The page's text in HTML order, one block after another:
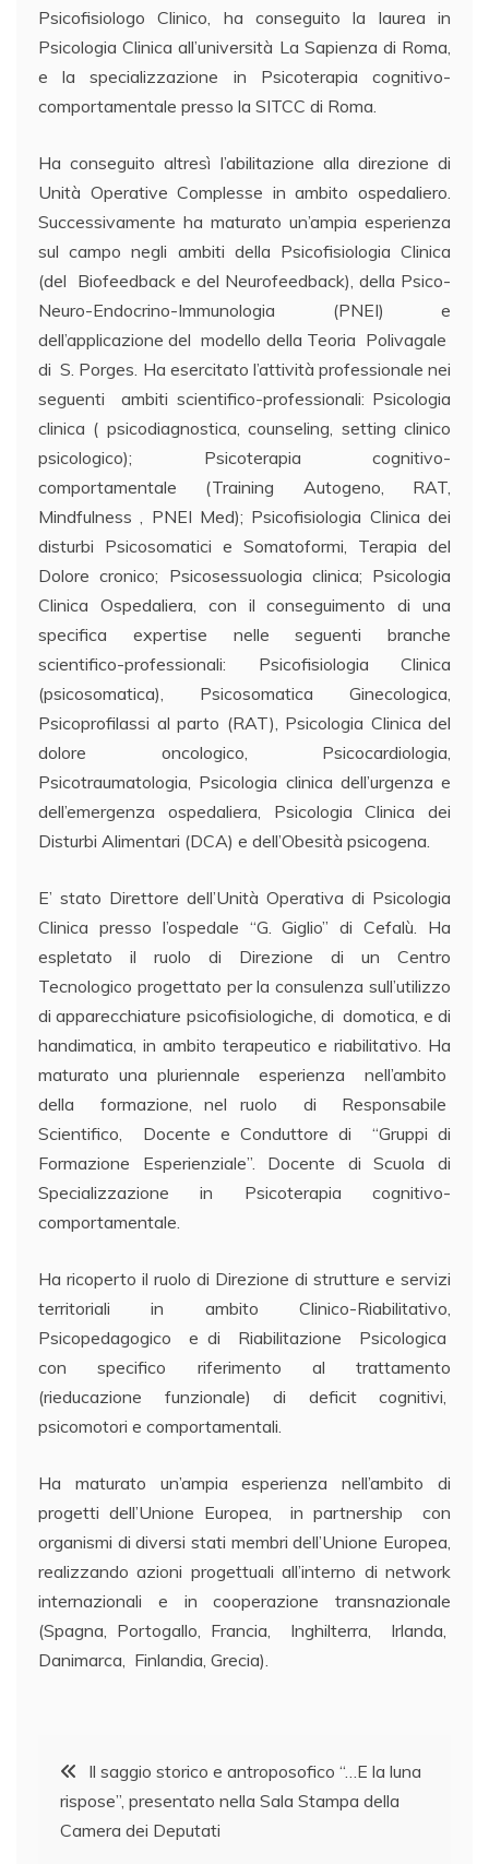
Psicofisiologo Clinico, ha conseguito la laurea in
Psicologia Clinica all’università La Sapienza di Roma,
e la specializzazione in Psicoterapia cognitivo-
comportamentale presso la SITCC di Roma.
Ha conseguito altresì l’abilitazione alla direzione di
Unità Operative Complesse in ambito ospedaliero.
Successivamente ha maturato un’ampia esperienza
sul campo negli ambiti della Psicofisiologia Clinica
(del Biofeedback e del Neurofeedback), della Psico-
Neuro-Endocrino-Immunologia (PNEI) e
dell’applicazione del modello della Teoria Polivagale
di S. Porges. Ha esercitato l’attività professionale nei
seguenti ambiti scientifico-professionali: Psicologia
clinica ( psicodiagnostica, counseling, setting clinico
psicologico); Psicoterapia cognitivo-
comportamentale (Training Autogeno, RAT,
Mindfulness , PNEI Med); Psicofisiologia Clinica dei
disturbi Psicosomatici e Somatoformi, Terapia del
Dolore cronico; Psicosessuologia clinica; Psicologia
Clinica Ospedaliera, con il conseguimento di una
specifica expertise nelle seguenti branche
scientifico-professionali: Psicofisiologia Clinica
(psicosomatica), Psicosomatica Ginecologica,
Psicoprofilassi al parto (RAT), Psicologia Clinica del
dolore oncologico, Psicocardiologia,
Psicotraumatologia, Psicologia clinica dell’urgenza e
dell’emergenza ospedaliera, Psicologia Clinica dei
Disturbi Alimentari (DCA) e dell’Obesità psicogena.
E’ stato Direttore dell’Unità Operativa di Psicologia
Clinica presso l’ospedale “G. Giglio” di Cefalù. Ha
espletato il ruolo di Direzione di un Centro
Tecnologico progettato per la consulenza sull’utilizzo
di apparecchiature psicofisiologiche, di domotica, e di
handimatica, in ambito terapeutico e riabilitativo. Ha
maturato una pluriennale esperienza nell’ambito
della formazione, nel ruolo di Responsabile
Scientifico, Docente e Conduttore di “Gruppi di
Formazione Esperienziale”. Docente di Scuola di
Specializzazione in Psicoterapia cognitivo-
comportamentale.
Ha ricoperto il ruolo di Direzione di strutture e servizi
territoriali in ambito Clinico-Riabilitativo,
Psicopedagogico e di Riabilitazione Psicologica
con specifico riferimento al trattamento
(rieducazione funzionale) di deficit cognitivi,
psicomotori e comportamentali.
Ha maturato un’ampia esperienza nell’ambito di
progetti dell’Unione Europea, in partnership con
organismi di diversi stati membri dell’Unione Europea,
realizzando azioni progettuali all’interno di network
internazionali e in cooperazione transnazionale
(Spagna, Portogallo, Francia, Inghilterra, Irlanda,
Danimarca, Finlandia, Grecia).
Navigazione
articoli
Il saggio storico e antroposofico “…E la luna
rispose”, presentato nella Sala Stampa della
Camera dei Deputati